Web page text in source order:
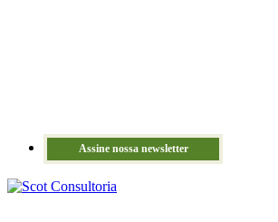
Assine nossa newsletter